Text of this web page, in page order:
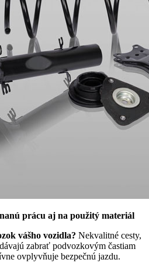
prácu aj na použitý materiál
vášho vozidla? Nekvalitné cesty,
zabrať podvozkovým častiam
ovplyvňuje bezpečnú jazdu.